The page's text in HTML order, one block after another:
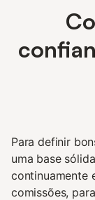
Para definir
uma base
continuamente
comissões,